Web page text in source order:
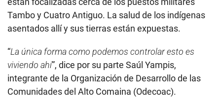
Tambo y Cuatro Antiguo. La salud de los indígenas
asentados allí y sus tierras están expuestas.
“La única forma como podemos controlar esto es
viviendo ahí”, dice por su parte Saúl Yampis,
integrante de la Organización de Desarrollo de las
Comunidades del Alto Comaina (Odecoac).